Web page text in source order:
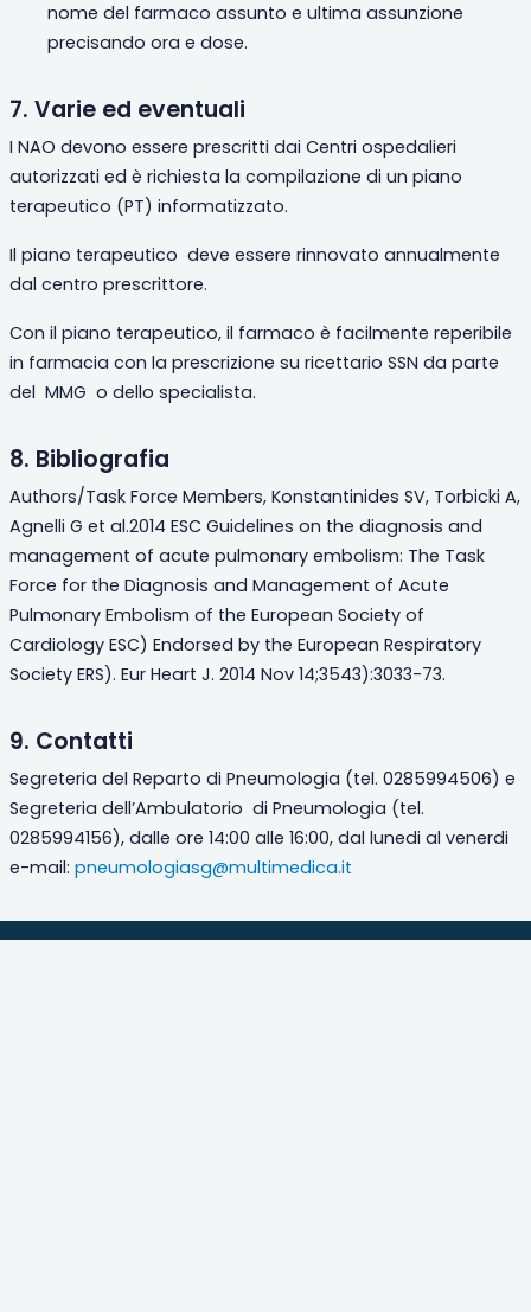
nome del farmaco assunto e ultima assunzione
precisando ora e dose.
7. Varie ed eventuali
I NAO devono essere prescritti dai Centri ospedalieri
autorizzati ed è richiesta la compilazione di un piano
terapeutico (PT) informatizzato.
Il piano terapeutico deve essere rinnovato annualmente
dal centro prescrittore.
Con il piano terapeutico, il farmaco è facilmente reperibile
in farmacia con la prescrizione su ricettario SSN da parte
del MMG o dello specialista.
8. Bibliografia
Authors/Task Force Members, Konstantinides SV, Torbicki A,
Agnelli G et al.2014 ESC Guidelines on the diagnosis and
management of acute pulmonary embolism: The Task
Force for the Diagnosis and Management of Acute
Pulmonary Embolism of the European Society of
Cardiology ESC) Endorsed by the European Respiratory
Society ERS). Eur Heart J. 2014 Nov 14;3543):3033-73.
9. Contatti
Segreteria del Reparto di Pneumologia (tel. 0285994506) e
Segreteria dell’Ambulatorio di Pneumologia (tel.
0285994156), dalle ore 14:00 alle 16:00, dal lunedi al venerdi
e-mail: pneumologiasg@multimedica.it